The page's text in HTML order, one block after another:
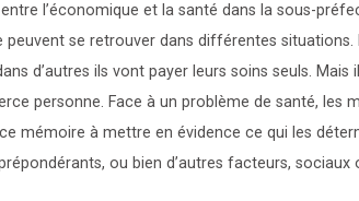
l’économique et la santé dans la sous-
se retrouver dans différentes
d’autres ils vont payer leurs soins seuls.
personne. Face à un problème de santé, les
mémoire à mettre en évidence ce qui les
ou bien d’autres facteurs, sociaux